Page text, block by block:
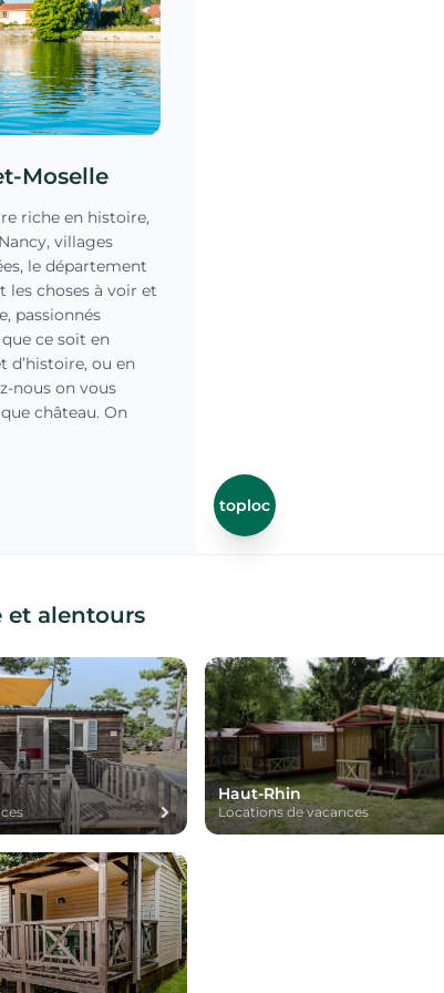
Moselle
riche en histoire,
villages
le département
les choses à voir et
passionnés
ce soit en
d’histoire, ou en
nous on vous
château. On
entre
de la
toploc
et alentours
Haut-Rhin
Locations de vacances